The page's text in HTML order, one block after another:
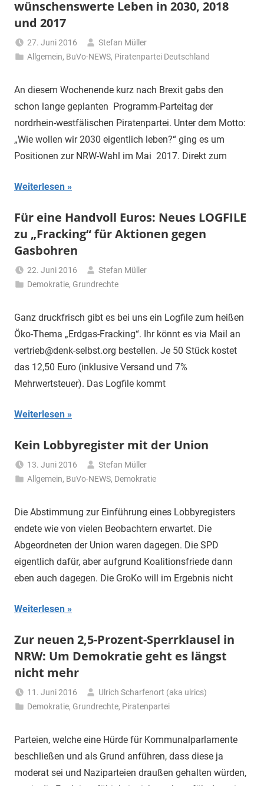
wünschenswerte Leben in 2030, 2018
und 2017
27. Juni 2016
Stefan Müller
Allgemein, BuVo-NEWS, Piratenpartei Deutschland
An diesem Wochenende kurz nach Brexit gabs den
schon lange geplanten Programm-Parteitag der
nordrhein-westfälischen Piratenpartei. Unter dem Motto:
„Wie wollen wir 2030 eigentlich leben?“ ging es um
Positionen zur NRW-Wahl im Mai 2017. Direkt zum
Weiterlesen
Für eine Handvoll Euros: Neues LOGFILE
zu „Fracking“ für Aktionen gegen
Gasbohren
22. Juni 2016
Stefan Müller
Demokratie, Grundrechte
Ganz druckfrisch gibt es bei uns ein Logfile zum heißen
Öko-Thema „Erdgas-Fracking“. Ihr könnt es via Mail an
vertrieb@denk-selbst.org bestellen. Je 50 Stück kostet
das 12,50 Euro (inklusive Versand und 7%
Mehrwertsteuer). Das Logfile kommt
Weiterlesen
Kein Lobbyregister mit der Union
13. Juni 2016
Stefan Müller
Allgemein, BuVo-NEWS, Demokratie
Die Abstimmung zur Einführung eines Lobbyregisters
endete wie von vielen Beobachtern erwartet. Die
Abgeordneten der Union waren dagegen. Die SPD
eigentlich dafür, aber aufgrund Koalitionsfriede dann
eben auch dagegen. Die GroKo will im Ergebnis nicht
Weiterlesen
Zur neuen 2,5-Prozent-Sperrklausel in
NRW: Um Demokratie geht es längst
nicht mehr
11. Juni 2016
Ulrich Scharfenort (aka ulrics)
Demokratie, Grundrechte, Piratenpartei
Parteien, welche eine Hürde für Kommunalparlamente
beschließen und als Grund anführen, dass diese ja
moderat sei und Naziparteien draußen gehalten würden,